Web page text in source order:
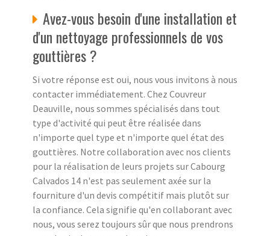
Avez-vous besoin d'une installation et
d'un nettoyage professionnels de vos
gouttières ?
Si votre réponse est oui, nous vous invitons à nous
contacter immédiatement. Chez Couvreur
Deauville, nous sommes spécialisés dans tout
type d'activité qui peut être réalisée dans
n'importe quel type et n'importe quel état des
gouttières. Notre collaboration avec nos clients
pour la réalisation de leurs projets sur Cabourg
Calvados 14 n'est pas seulement axée sur la
fourniture d'un devis compétitif mais plutôt sur
la confiance. Cela signifie qu'en collaborant avec
nous, vous serez toujours sûr que nous prendrons